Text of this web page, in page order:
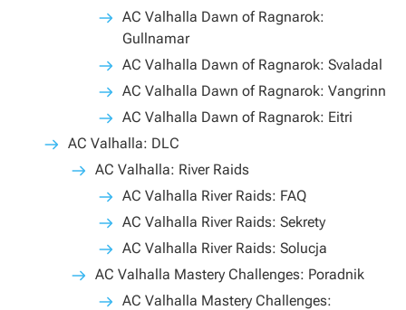
AC Valhalla Dawn of Ragnarok:
Gullnamar
AC Valhalla Dawn of Ragnarok: Svaladal
AC Valhalla Dawn of Ragnarok: Vangrinn
AC Valhalla Dawn of Ragnarok: Eitri
AC Valhalla: DLC
AC Valhalla: River Raids
AC Valhalla River Raids: FAQ
AC Valhalla River Raids: Sekrety
AC Valhalla River Raids: Solucja
AC Valhalla Mastery Challenges: Poradnik
AC Valhalla Mastery Challenges: